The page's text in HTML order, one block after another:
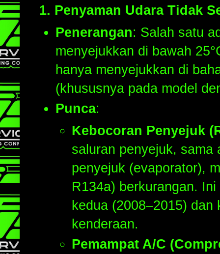
1. Penyaman Udara Tidak
Penerangan: Salah satu
menyejukkan di bawah
hanya menyejukkan di
(khususnya pada model
Punca:
Kebocoran Penyejuk
saluran penyejuk, sama
penyejuk (evaporator),
R134a) berkurangan.
kedua (2008–2015) dan
kenderaan.
Pemampat A/C